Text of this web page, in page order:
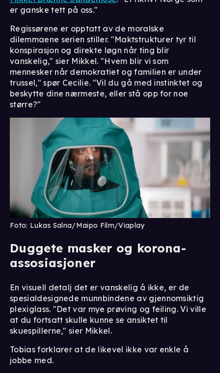
er ganske tett på oss."
Regissørene er opptatt av de moralske
dilemmaene serien stiller. "Maktstrukturer tyr til
konspirasjon og direkte løgn når ting blir
vanskelig," sier Mikkel. "Hvem blir vi som
mennesker når demokratiet og familien er under
trussel," spør Cecilie. "Vil du gå med instinktet og
beskytte dine nærmeste, eller stå opp for noe
større?"
Foto: Lukas Salna/Maipo Film/Viaplay
Duggete masker og korona-
assosiasjoner
En visuell detalj det er vanskelig å ikke, er de
spesialdesignede munnbindene av gjennomsiktig
plexiglass. "Det var mye prøving og feiling. Vi ville
at du fortsatt skulle kunne se ansiktet til
skuespillerne," sier Mikkel.
Tobias forklarer at de likevel ikke var enkle å
jobbe med.